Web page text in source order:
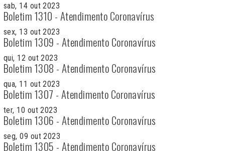
sab, 14 out 2023
Boletim 1310 - Atendimento Coronavírus
sex, 13 out 2023
Boletim 1309 - Atendimento Coronavírus
qui, 12 out 2023
Boletim 1308 - Atendimento Coronavírus
qua, 11 out 2023
Boletim 1307 - Atendimento Coronavírus
ter, 10 out 2023
Boletim 1306 - Atendimento Coronavírus
seg, 09 out 2023
Boletim 1305 - Atendimento Coronavírus